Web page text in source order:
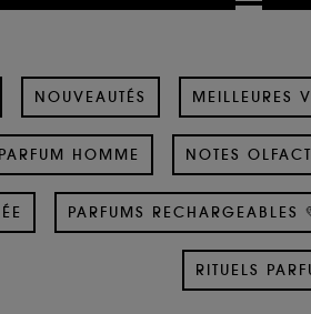
NOUVEAUTÉS MEILLEURES
PARFUM HOMME NOTES
PARFUMS RECHARGEABLES
RITUELS